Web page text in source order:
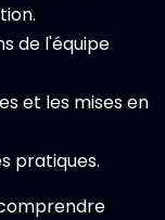
de l'équipe
et les mises en
pratiques.